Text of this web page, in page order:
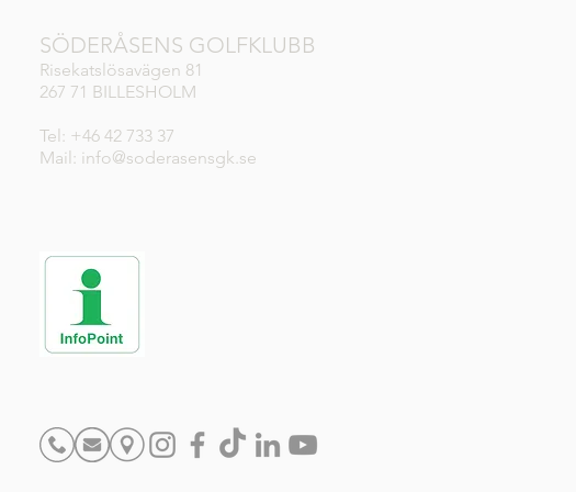
SÖDERÅSENS GOLFKLUBB
Risekatslösavägen 81
267 71 BILLESHOLM
Tel: +46 42 733 37
Mail: info@soderasensgk.se